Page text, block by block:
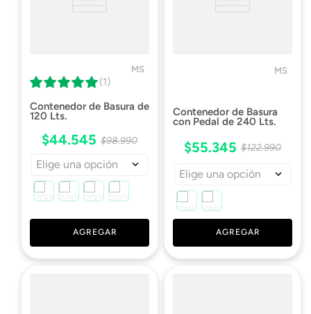
MS
(1)
Contenedor de Basura de
120 Lts.
$44.545 $98.990
Elige una opción
AGREGAR
MS
Contenedor de Basura
con Pedal de 240 Lts.
$55.345 $122.990
Elige una opción
AGREGAR